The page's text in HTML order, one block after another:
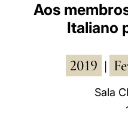
Aos
Italiano
2019
Sala